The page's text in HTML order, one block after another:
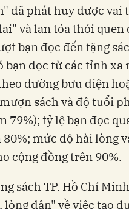
đã phát huy được vai
và lan tỏa thói quen
bạn đọc đến tặng
bạn đọc từ các tỉnh xa
đường bưu điện
sách và độ tuổi
79%); tỷ lệ bạn đọc
mức độ hài lòng
cộng đồng trên 90%.
sách TP. Hồ Chí
lòng dân" về việc tạo